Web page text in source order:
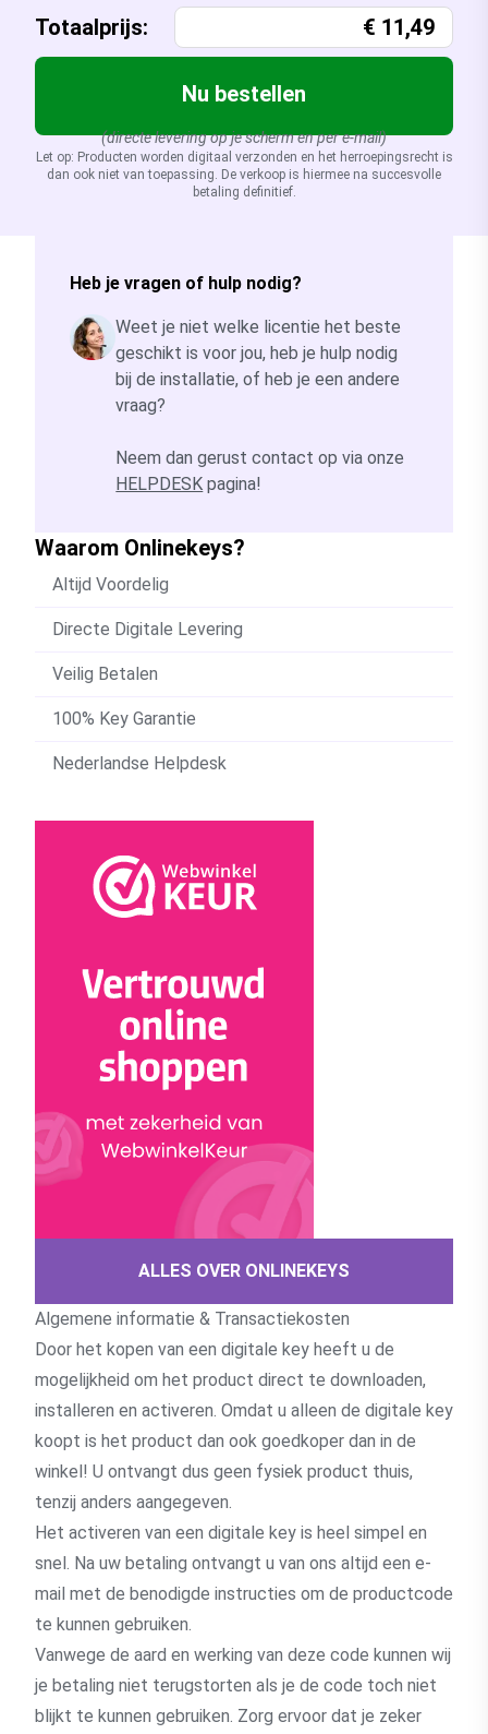
Totaalprijs: € 11,49
Nu bestellen
(directe levering op je scherm en per e-mail)
Let op: Producten worden digitaal verzonden en het herroepingsrecht is
dan ook niet van toepassing. De verkoop is hiermee na succesvolle
betaling definitief.
Heb je vragen of hulp nodig?
Weet je niet welke licentie het beste
geschikt is voor jou, heb je hulp nodig
bij de installatie, of heb je een andere
vraag?
Neem dan gerust contact op via onze
HELPDESK pagina!
Waarom Onlinekeys?
Altijd Voordelig
Directe Digitale Levering
Veilig Betalen
100% Key Garantie
Nederlandse Helpdesk
ALLES OVER ONLINEKEYS
Algemene informatie & Transactiekosten
Door het kopen van een digitale key heeft u de
mogelijkheid om het product direct te downloaden,
installeren en activeren. Omdat u alleen de digitale key
koopt is het product dan ook goedkoper dan in de
winkel! U ontvangt dus geen fysiek product thuis,
tenzij anders aangegeven.
Het activeren van een digitale key is heel simpel en
snel. Na uw betaling ontvangt u van ons altijd een e-
mail met de benodigde instructies om de productcode
te kunnen gebruiken.
Vanwege de aard en werking van deze code kunnen wij
je betaling niet terugstorten als je de code toch niet
blijkt te kunnen gebruiken. Zorg ervoor dat je zeker